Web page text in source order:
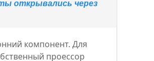
открывались через
компонент. Для
проессор